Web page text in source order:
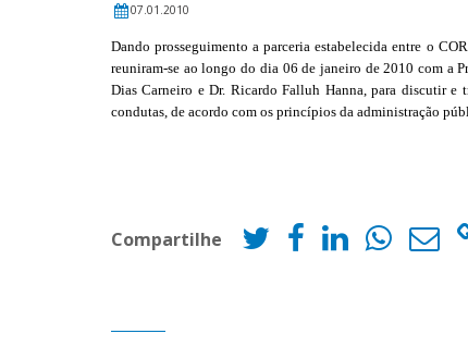
07.01.2010
Dando prosseguimento a parceria estabelecida entre o
reuniram-se ao longo do dia 06 de janeiro de 2010 com a
Dias Carneiro e Dr. Ricardo Falluh Hanna, para discutir e
condutas, de acordo com os princípios da administração
Compartilhe